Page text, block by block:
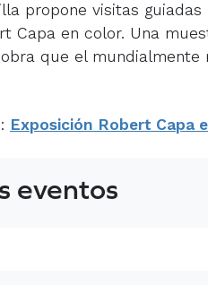
propone visitas
Capa en color. Una
que el
Exposición Robert Capa
eventos